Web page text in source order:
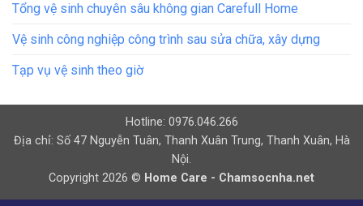
Tổng vệ sinh chuyên sâu không gian Carefull Home
Vệ sinh công nghiệp công trình sau sửa chữa, xây dựng
Tạp vụ vệ sinh theo giờ
Hotline: 0976.046.266
Địa chỉ: Số 47 Nguyễn Tuân, Thanh Xuân Trung, Thanh Xuân, Hà
Nội.
Copyright 2026 © Home Care - Chamsocnha.net